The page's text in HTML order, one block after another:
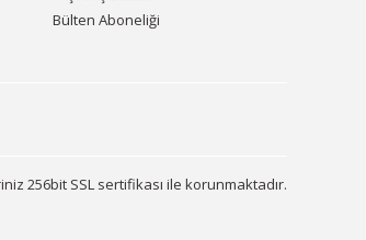
Bülten Aboneliği
256bit SSL sertifikası ile korunmaktadır.